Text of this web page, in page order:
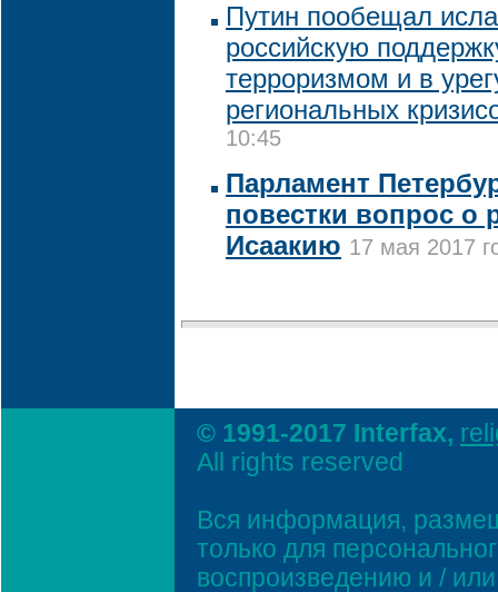
Путин пообещал
российскую
терроризмом и в
региональных
10:45
Парламент
повестки вопрос о
Исаакию 17 мая 2017
© 1991-2017 Interfax,
All rights reserved
Вся информация,
только для
воспроизведению и /